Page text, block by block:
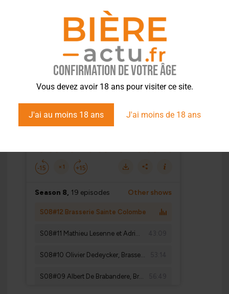
Confirmation de votre âge
Vous devez avoir 18 ans pour visiter ce site.
J'ai au moins 18 ans J'ai moins de 18 ans